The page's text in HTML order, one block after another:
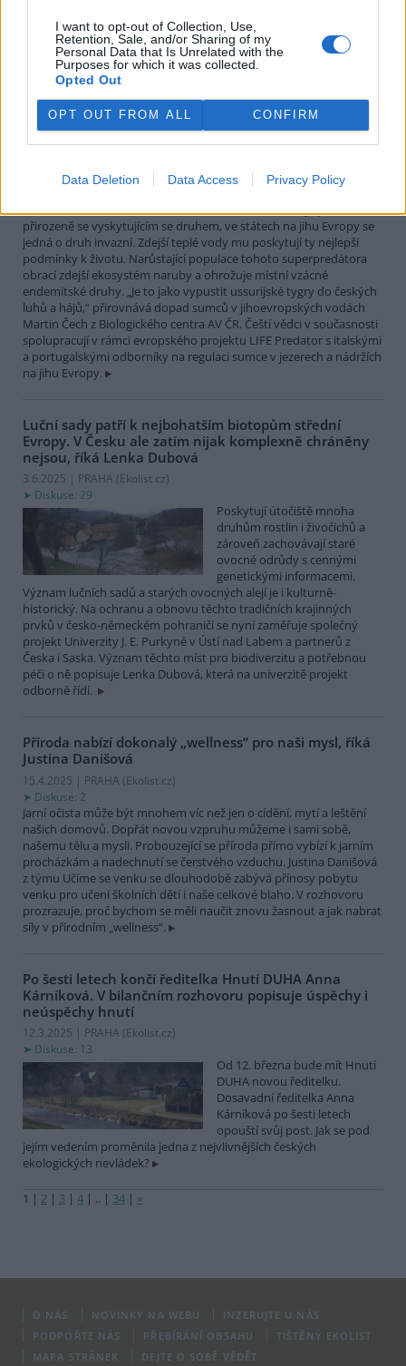
I want to opt-out of Collection, Use,
Retention, Sale, and/or Sharing of my
Personal Data that Is Unrelated with the
Purposes for which it was collected.
Opted Out
OPT OUT FROM ALL CONFIRM
Data Deletion Data Access Privacy Policy
Sumec velký na jihu Evropy? Tamní ekosystémy nejsou
na takového superpredátora připraveny, říká Martin
22.9.2025 | PRAHA (Ekolist.cz)
Diskuse: 26
Sumec velký (Silurus glanis) je
rybou Evropy. Vrcholový
v našich vodách je původním
přirozeně se vyskytujícím se druhem, ve státech na jihu Evropy se
jedná o druh invazní. Zdejší teplé vody mu poskytují ty nejlepší
podmínky k životu. Narůstající populace tohoto superpredátora
obrací zdejší ekosystém naruby a ohrožuje místní vzácné
endemitské druhy. „Je to jako vypustit ussurijské tygry do českých
luhů a hájů,“ přirovnává dopad sumců v jihoevropských vodách
Martin Čech z Biologického centra AV ČR. Čeští vědci v současnosti
spolupracují v rámci evropského projektu LIFE Predator s italskými
a portugalskými odborníky na regulaci sumce v jezerech a nádržích
na jihu Evropy.
Luční sady patří k nejbohatším biotopům střední
Evropy. V Česku ale zatím nijak komplexně chráněny
nejsou, říká Lenka Dubová
3.6.2025 | PRAHA (Ekolist.cz)
Diskuse: 29
Poskytují útočiště mnoha
druhům rostlin i živočichů a
zároveň zachovávají staré
ovocné odrůdy s cennými
genetickými informacemi.
Význam lučních sadů a starých ovocných alejí je i kulturně-
historický. Na ochranu a obnovu těchto tradičních krajinných
prvků v česko-německém pohraničí se nyní zaměřuje společný
projekt Univerzity J. E. Purkyně v Ústí nad Labem a partnerů z
Česka i Saska. Význam těchto míst pro biodiverzitu a potřebnou
péči o ně popisuje Lenka Dubová, která na univerzitě projekt
odborně řídí.
Příroda nabízí dokonalý „wellness“ pro naši mysl, říká
Justina Danišová
15.4.2025 | PRAHA (Ekolist.cz)
Diskuse: 2
Jarní očista může být mnohem víc než jen o cídění, mytí a leštění
našich domovů. Dopřát novou vzpruhu můžeme i sami sobě,
našemu tělu a mysli. Probouzející se příroda přímo vybízí k jarním
procházkám a nadechnutí se čerstvého vzduchu. Justina Danišová
z týmu Učíme se venku se dlouhodobě zabývá přínosy pobytu
venku pro učení školních dětí i naše celkové blaho. V rozhovoru
prozrazuje, proč bychom se měli naučit znovu žasnout a jak nabrat
síly v přírodním „wellness“.
Po šesti letech končí ředitelka Hnutí DUHA Anna
Kárníková. V bilančním rozhovoru popisuje úspěchy i
neúspěchy hnutí
12.3.2025 | PRAHA (Ekolist.cz)
Diskuse: 13
Od 12. března bude mít Hnutí
DUHA novou ředitelku.
Dosavadní ředitelka Anna
Kárníková po šesti letech
opouští svůj post. Jak se pod
jejím vedením proměnila jedna z nejvlivnějších českých
ekologických nevládek?
1 | 2 | 3 | 4 | .. | 34 | »
O NÁS NOVINKY NA WEBU
INZERUJTE U NÁS
PODPOŘTE NÁS
PŘEBÍRÁNÍ OBSAHU
TIŠTĚNÝ EKOLIST
MAPA STRÁNEK
DEJTE O SOBĚ VĚDĚT